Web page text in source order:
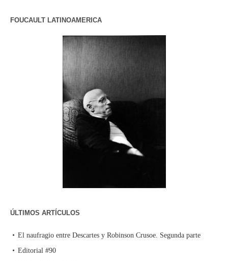
FOUCAULT LATINOAMERICA
ÚLTIMOS ARTÍCULOS
El naufragio entre Descartes y Robinson Crusoe. Segunda parte
Editorial #90